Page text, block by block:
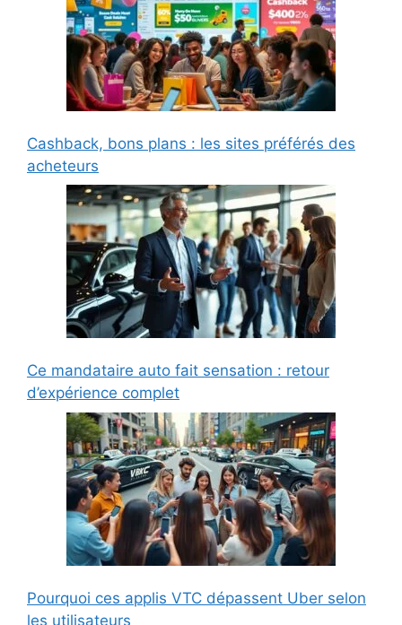
Cashback, bons plans : les sites préférés des
acheteurs
Ce mandataire auto fait sensation : retour
d’expérience complet
Pourquoi ces applis VTC dépassent Uber selon
les utilisateurs